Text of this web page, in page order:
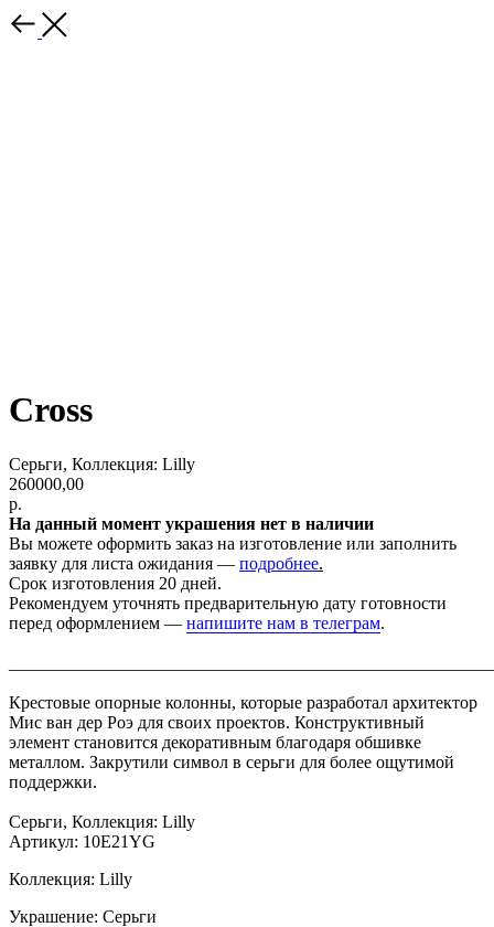
Cross
Серьги, Коллекция: Lilly
260000,00
р.
На данный момент украшения нет в наличии
Вы можете оформить заказ на изготовление или заполнить
заявку для листа ожидания — подробнее.
Срок изготовления 20 дней.
Рекомендуем уточнять предварительную дату готовности
перед оформлением — напишите нам в телеграм.
Крестовые опорные колонны, которые разработал архитектор
Мис ван дер Роэ для своих проектов. Конструктивный
элемент становится декоративным благодаря обшивке
металлом. Закрутили символ в серьги для более ощутимой
поддержки.
Серьги, Коллекция: Lilly
Артикул: 10E21YG
Коллекция: Lilly
Украшение: Серьги